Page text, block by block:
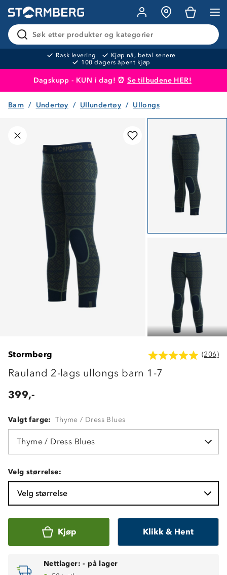
Søk etter produkter og kategorier
Rask levering
Kjøp nå, betal senere
100 dagers åpent kjøp
Dagskupp - KUN i dag! ⏰Se tilbudene HER!
Produktet er lagt i handlekurven Til kassen
Barn Undertøy Ullundertøy Ullongs
Stormberg (206)
Rauland 2-lags ullongs barn 1-7
399,-
Valgt farge: Thyme / Dress Blues
Thyme / Dress Blues
Velg størrelse:
Velg størrelse
Kjøp Klikk & Hent
Nettlager: - på lager